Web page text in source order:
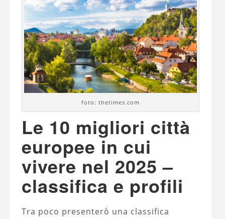
foto: thetimes.com
Le 10 migliori città
europee in cui
vivere nel 2025 –
classifica e profili
Tra poco presenterò una classifica